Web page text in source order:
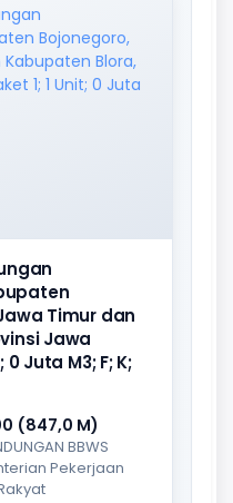
Timur dan
Jawa
0 Juta M3; F; K;
(847,0 M)
BBWS
Pekerjaan